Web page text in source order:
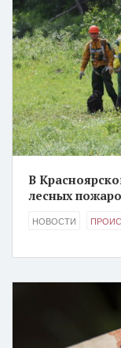
В
лесных
НОВОСТИ